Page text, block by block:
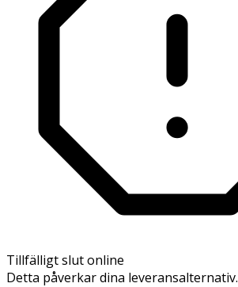
Tillfälligt slut online
Detta påverkar dina leveransalternativ.